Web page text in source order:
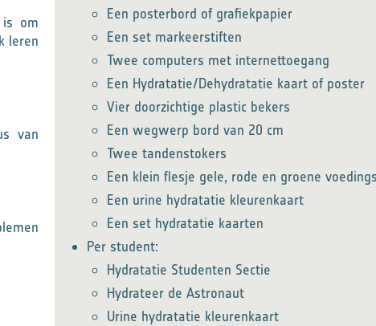
om
leren
van
Een posterbord of grafiekpapier
Een set markeerstiften
Twee computers met internettoegang
Een Hydratatie/Dehydratatie kaart of poster
Vier doorzichtige plastic bekers
Een wegwerp bord van 20 cm
Twee tandenstokers
Een klein flesje gele, rode en groene
Een urine hydratatie kleurenkaart
Een set hydratatie kaarten
Per student:
Hydratatie Studenten Sectie
Hydrateer de Astronaut
Urine hydratatie kleurenkaart